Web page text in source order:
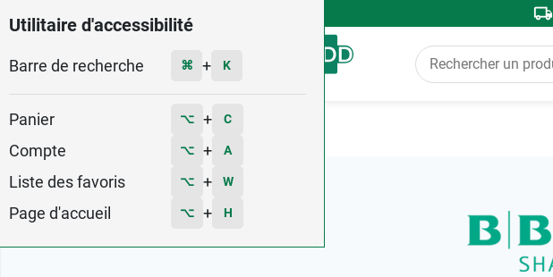
Utilitaire d'accessibilité
Barre de recherche ⌘ + K
Panier ⌥ + C
Compte ⌥ + A
Liste des favoris ⌥ + W
Page d'accueil ⌥ + H
Menu